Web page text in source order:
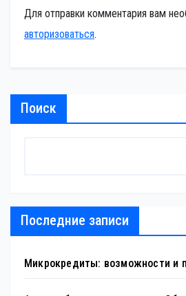
Для отправки комментария вам
авторизоваться.
Поиск
Последние записи
Микрокредиты: возможности и